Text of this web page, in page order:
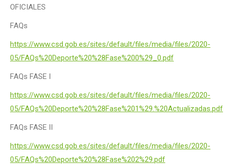
OFICIALES
FAQs
https://www.csd.gob.es/sites/default/files/media/files/2020-
05/FAQs%20Deporte%20%28Fase%200%29_0.pdf
FAQs FASE I
https://www.csd.gob.es/sites/default/files/media/files/2020-
05/FAQs%20Deporte%20%28Fase%201%29.%20Actualizadas.pdf
FAQs FASE II
https://www.csd.gob.es/sites/default/files/media/files/2020-
05/FAQs%20Deporte%20%28Fase%202%29.pdf